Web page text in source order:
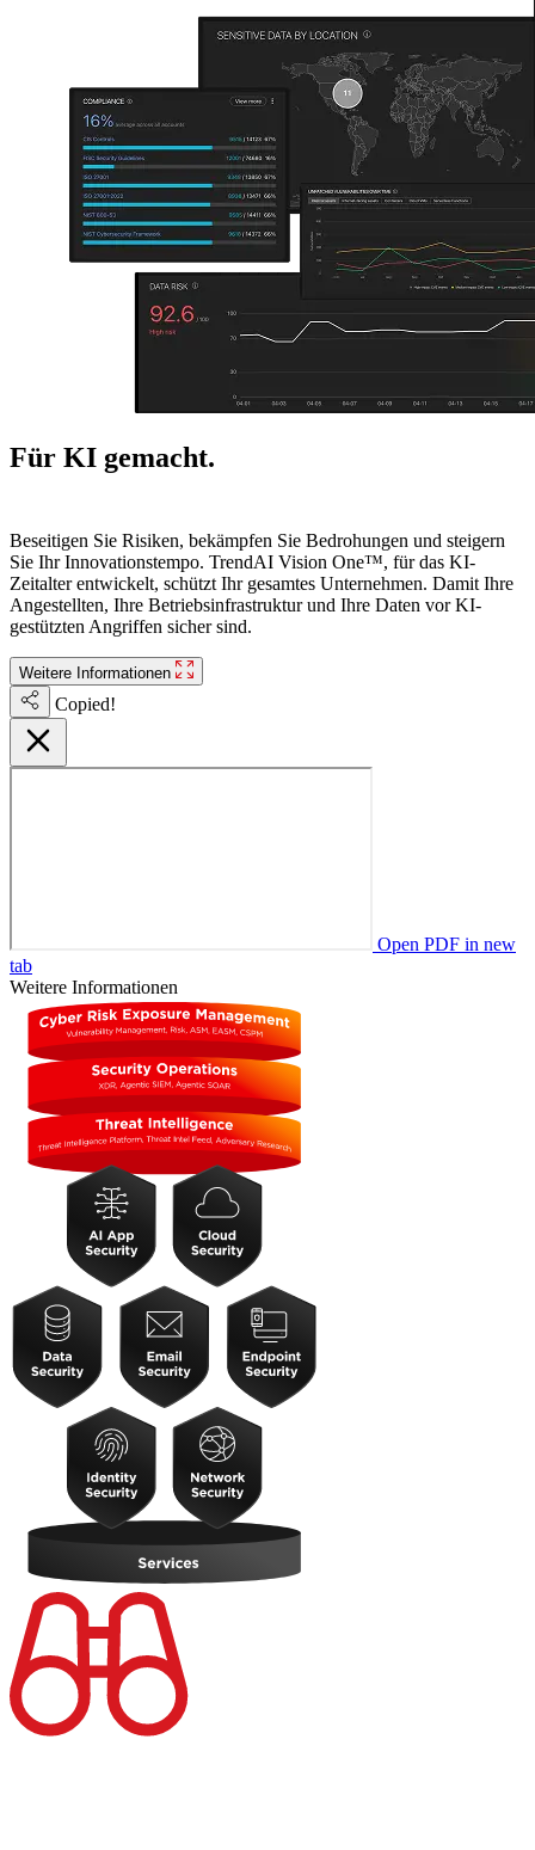
Für KI gemacht.
Beseitigen Sie Risiken, bekämpfen Sie Bedrohungen und steigern
Sie Ihr Innovationstempo. TrendAI Vision One™, für das KI-
Zeitalter entwickelt, schützt Ihr gesamtes Unternehmen. Damit Ihre
Angestellten, Ihre Betriebsinfrastruktur und Ihre Daten vor KI-
gestützten Angriffen sicher sind.
Weitere Informationen
Copied!
Open PDF in new
tab
Weitere Informationen